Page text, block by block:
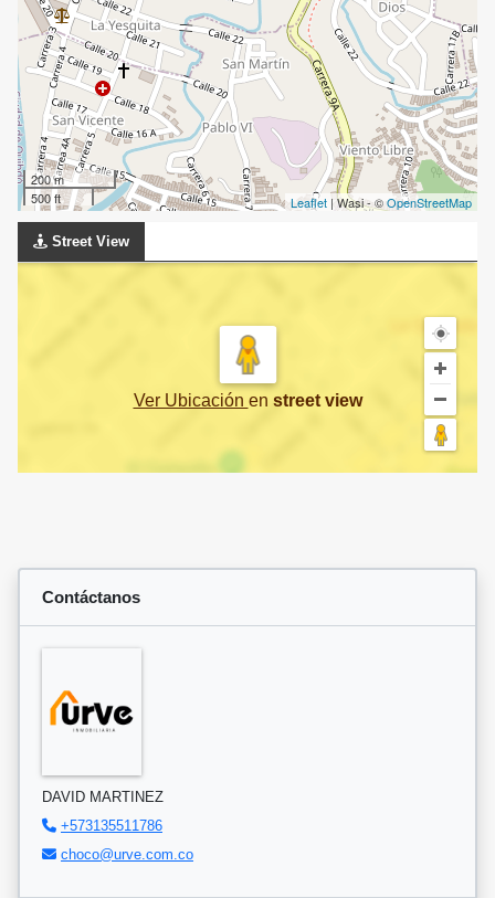
200 m
500 ft
Leaflet | Wasi - ©OpenStreetMap
Street View
Ver Ubicación en street view
Contáctanos
DAVID MARTINEZ
+573135511786
choco@urve.com.co